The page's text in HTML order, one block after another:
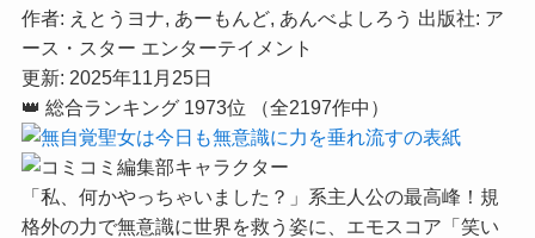
作者: えとうヨナ, あーもんど, あんべよしろう 出版社: ア
ース・スター エンターテイメント
更新: 2025年11月25日
👑 総合ランキング 1973位 （全2197作中）
「私、何かやっちゃいました？」系主人公の最高峰！規
格外の力で無意識に世界を救う姿に、 エモスコア「笑い